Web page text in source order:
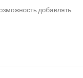
добавлять